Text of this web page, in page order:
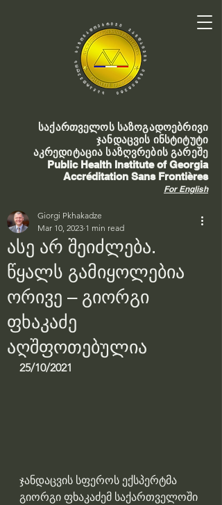
საქართველოს საზოგადოებრივი
ჯანდაცვის ინსტიტუტი
აკრედიტაცია საზღვრების გარეშე
Public Health Institute of Georgia
Accréditation Sans Frontières
For English
ასე არ შეიძლება.
წყალს გამიყოლებია
ორივე – გიორგი
ფხაკაძე
აღშფოთებულია
Giorgi Pkhakadze
Mar 10, 2023 1 min read
25/10/2021
ჯანდაცვის სფეროს ექსპერტმა
გიორგი ფხაკაძემ საქართველოში